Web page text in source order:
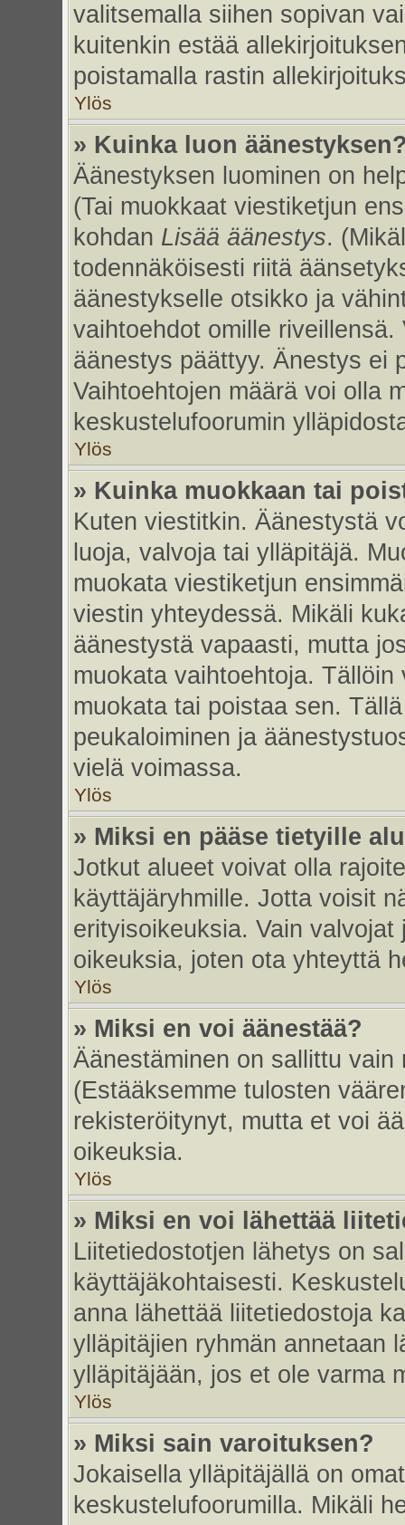
valitsemalla siihen sopivan
kuitenkin estää
poistamalla rastin
Ylös
» Kuinka luon
Äänestyksen luominen on
(Tai muokkaat viestiketjun
kohdan Lisää äänestys.
todennäköisesti riitä
äänestykselle otsikko ja
vaihtoehdot omille
äänestys päättyy. Änestys ei
Vaihtoehtojen määrä voi olla
keskustelufoorumin
Ylös
» Kuinka muokkaan tai
Kuten viestitkin. Äänestystä
luoja, valvoja tai ylläpitäjä.
muokata viestiketjun
viestin yhteydessä. Mikäli
äänestystä vapaasti, mutta
muokata vaihtoehtoja.
muokata tai poistaa sen.
peukaloiminen ja
vielä voimassa.
Ylös
» Miksi en pääse tietyille
Jotkut alueet voivat olla
käyttäjäryhmille. Jotta voisit
erityisoikeuksia. Vain
oikeuksia, joten ota yhteyttä
Ylös
» Miksi en voi äänestää?
Äänestäminen on sallittu
(Estääksemme tulosten
rekisteröitynyt, mutta et voi
oikeuksia.
Ylös
» Miksi en voi lähettää
Liitetiedostotjen lähetys on
käyttäjäkohtaisesti.
anna lähettää liitetiedostoja
ylläpitäjien ryhmän annetaan
ylläpitäjään, jos et ole varma
Ylös
» Miksi sain varoituksen?
Jokaisella ylläpitäjällä on
keskustelufoorumilla. Mikäli